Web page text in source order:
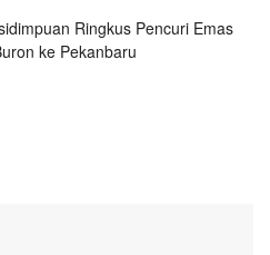
Ringkus Pencuri Emas
ke Pekanbaru